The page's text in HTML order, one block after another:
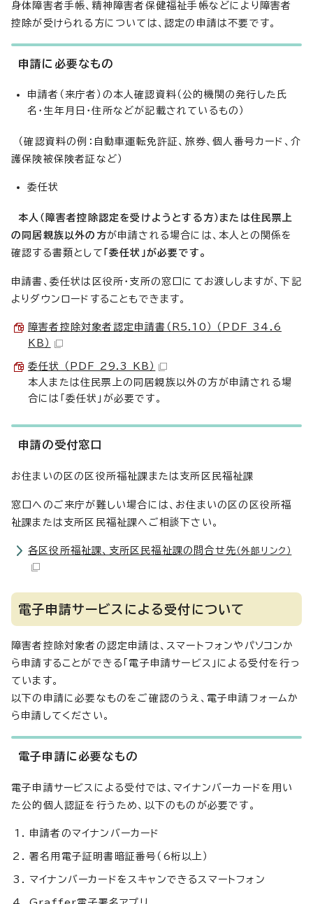
身体障害者手帳、精神障害者保健福祉手帳などにより障害者
控除が受けられる方については、認定の申請は不要です。
申請に必要なもの
申請者（来庁者）の本人確認資料（公的機関の発行した氏
名・生年月日・住所などが記載されているもの）
（確認資料の例：自動車運転免許証、旅券、個人番号カード、介
護保険被保険者証など）
委任状
本人（障害者控除認定を受けようとする方）または住民票上
の同居親族以外の方が申請される場合には、本人との関係を
確認する書類として 「委任状」が必要です。
申請書、委任状は区役所・支所の窓口にてお渡ししますが、下記
よりダウンロードすることもできます。
障害者控除対象者認定申請書（R5.10） （PDF 34.6
KB）
委任状 （PDF 29.3 KB）
本人または住民票上の同居親族以外の方が申請される場
合には「委任状」が必要です。
申請の受付窓口
お住まいの区の区役所福祉課または支所区民福祉課
窓口へのご来庁が難しい場合には、お住まいの区の区役所福
祉課または支所区民福祉課へご相談下さい。
各区役所福祉課、支所区民福祉課の問合せ先 （外部リンク）
電子申請サービスによる受付について
障害者控除対象者の認定申請は、スマートフォンやパソコンか
ら申請することができる「電子申請サービス」による受付を行っ
ています。
以下の申請に必要なものをご確認のうえ、電子申請フォームか
ら申請してください。
電子申請に必要なもの
電子申請サービスによる受付では、マイナンバーカードを用い
た公的個人認証を行うため、以下のものが必要です。
申請者のマイナンバーカード
署名用電子証明書暗証番号（6桁以上）
マイナンバーカードをスキャンできるスマートフォン